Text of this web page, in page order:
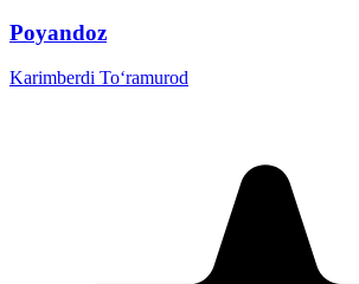
Poyandoz
Karimberdi To‘ramurod